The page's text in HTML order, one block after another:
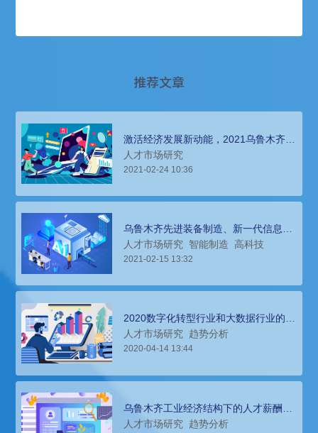
推荐文章
激活经济发展新动能，2021乌鲁木齐猎
头招聘面对的人才市场分析
人才市场研究
2021-02-24 10:36
乌鲁木齐先进装备制造、新一代信息技
术行业2021年人才需求分析
人才市场研究 智能制造 高科技
2021-02-15 13:32
2020数字化转型行业和大数据行业的人
才需求和薪酬趋势分析
人才市场研究 趋势分析
2020-04-14 13:44
乌鲁木齐工业经济结构下的人才薪酬报
告浅析
人才市场研究 趋势分析